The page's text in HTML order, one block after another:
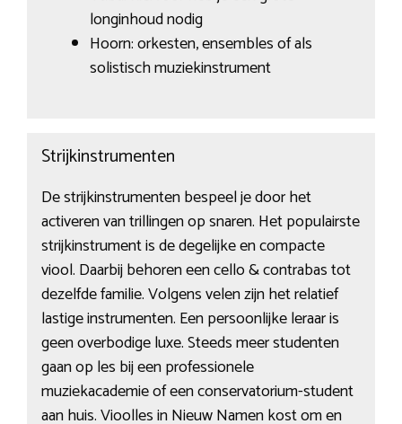
longinhoud nodig
Hoorn: orkesten, ensembles of als
solistisch muziekinstrument
Strijkinstrumenten
De strijkinstrumenten bespeel je door het
activeren van trillingen op snaren. Het populairste
strijkinstrument is de degelijke en compacte
viool. Daarbij behoren een cello & contrabas tot
dezelfde familie. Volgens velen zijn het relatief
lastige instrumenten. Een persoonlijke leraar is
geen overbodige luxe. Steeds meer studenten
gaan op les bij een professionele
muziekacademie of een conservatorium-student
aan huis. Vioolles in Nieuw Namen kost om en